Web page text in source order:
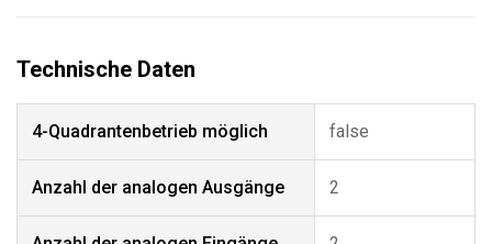
4-Quadrantenbetrieb möglich false
Anzahl der analogen Ausgänge 2